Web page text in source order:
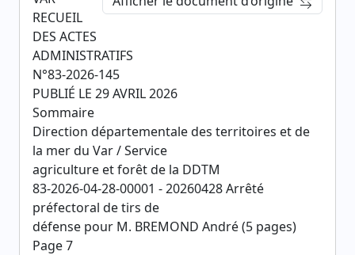
RECUEIL
DES ACTES
ADMINISTRATIFS
N°83-2026-145
PUBLIÉ LE 29 AVRIL 2026
Sommaire
Direction départementale des territoires et de
la mer du Var / Service
agriculture et forêt de la DDTM
83-2026-04-28-00001 - 20260428 Arrêté
préfectoral de tirs de
défense pour M. BREMOND André (5 pages)
Page 7